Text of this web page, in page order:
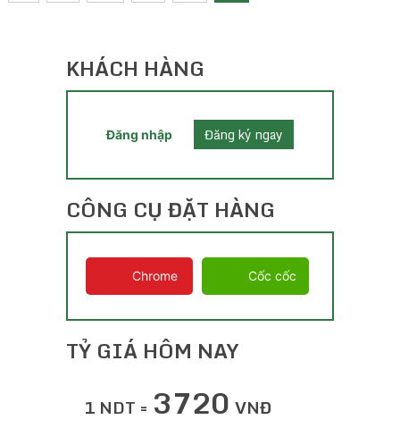
KHÁCH HÀNG
Đăng nhập Đăng ký ngay
CÔNG CỤ ĐẶT HÀNG
Chrome Cốc cốc
TỶ GIÁ HÔM NAY
1 NDT = 3720 VNĐ